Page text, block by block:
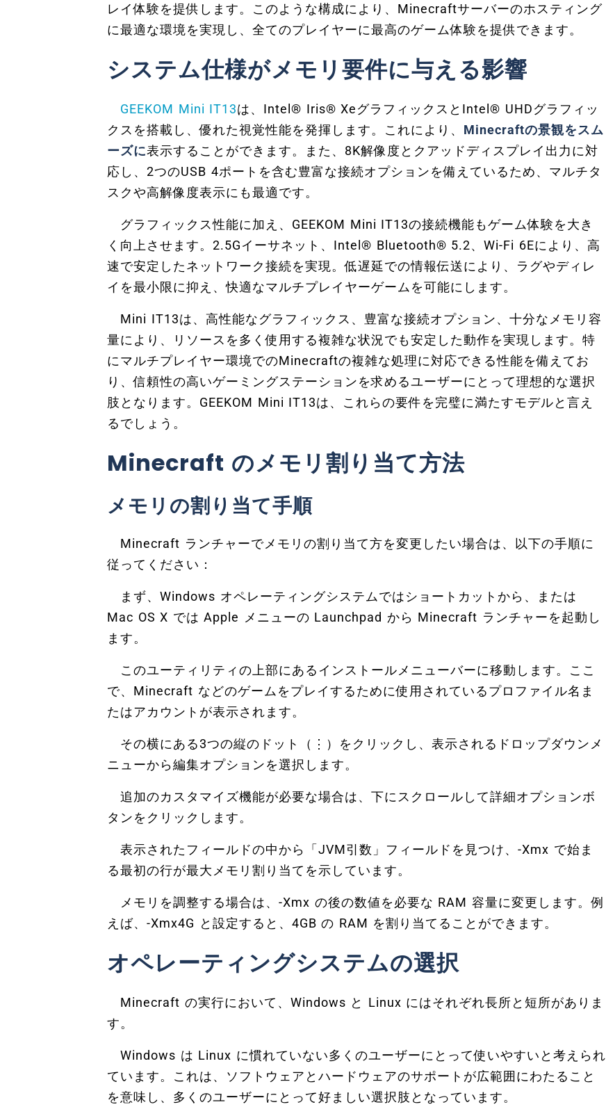
レイ体験を提供します。このような構成により、Minecraftサーバーのホスティング
に最適な環境を実現し、全てのプレイヤーに最高のゲーム体験を提供できます。
システム仕様がメモリ要件に与える影響
GEEKOM Mini IT13は、Intel® Iris® XeグラフィックスとIntel® UHDグラフィッ
クスを搭載し、優れた視覚性能を発揮します。これにより、 Minecraftの景観をスム
ーズに表示することができます。また、8K解像度とクアッドディスプレイ出力に対
応し、2つのUSB 4ポートを含む豊富な接続オプションを備えているため、マルチタ
スクや高解像度表示にも最適です。
グラフィックス性能に加え、GEEKOM Mini IT13の接続機能もゲーム体験を大き
く向上させます。2.5Gイーサネット、Intel® Bluetooth® 5.2、Wi-Fi 6Eにより、高
速で安定したネットワーク接続を実現。低遅延での情報伝送により、ラグやディレ
イを最小限に抑え、快適なマルチプレイヤーゲームを可能にします。
Mini IT13は、高性能なグラフィックス、豊富な接続オプション、十分なメモリ容
量により、リソースを多く使用する複雑な状況でも安定した動作を実現します。特
にマルチプレイヤー環境でのMinecraftの複雑な処理に対応できる性能を備えてお
り、信頼性の高いゲーミングステーションを求めるユーザーにとって理想的な選択
肢となります。GEEKOM Mini IT13は、これらの要件を完璧に満たすモデルと言え
るでしょう。
Minecraft のメモリ割り当て方法
メモリの割り当て手順
Minecraft ランチャーでメモリの割り当て方を変更したい場合は、以下の手順に
従ってください：
まず、Windows オペレーティングシステムではショートカットから、または
Mac OS X では Apple メニューの Launchpad から Minecraft ランチャーを起動し
ます。
このユーティリティの上部にあるインストールメニューバーに移動します。ここ
で、Minecraft などのゲームをプレイするために使用されているプロファイル名ま
たはアカウントが表示されます。
その横にある3つの縦のドット（⋮）をクリックし、表示されるドロップダウンメ
ニューから編集オプションを選択します。
追加のカスタマイズ機能が必要な場合は、下にスクロールして詳細オプションボ
タンをクリックします。
表示されたフィールドの中から「JVM引数」フィールドを見つけ、-Xmx で始ま
る最初の行が最大メモリ割り当てを示しています。
メモリを調整する場合は、-Xmx の後の数値を必要な RAM 容量に変更します。例
えば、-Xmx4G と設定すると、4GB の RAM を割り当てることができます。
オペレーティングシステムの選択
Minecraft の実行において、Windows と Linux にはそれぞれ長所と短所がありま
す。
Windows は Linux に慣れていない多くのユーザーにとって使いやすいと考えられ
ています。これは、ソフトウェアとハードウェアのサポートが広範囲にわたること
を意味し、多くのユーザーにとって好ましい選択肢となっています。